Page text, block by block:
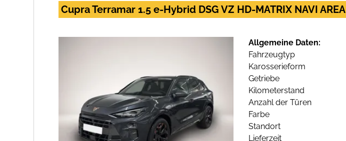
Cupra Terramar 1.5 e-Hybrid DSG VZ HD-MATRIX NAVI AREA
Allgemeine Daten:
Fahrzeugtyp
Karosserieform
Getriebe
Kilometerstand
Anzahl der Türen
Farbe
Standort
Lieferzeit